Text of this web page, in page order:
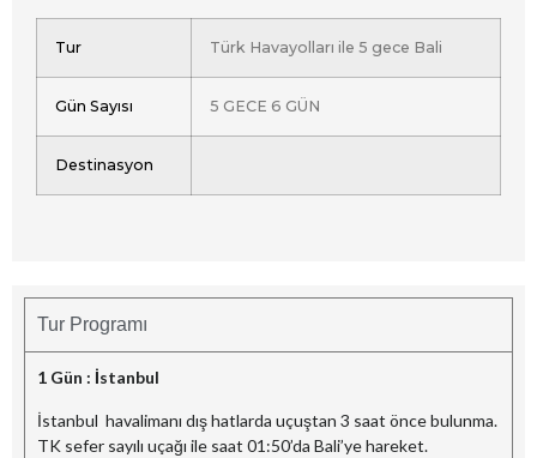
Tur Türk Havayolları ile 5 gece Bali
Gün Sayısı 5 GECE 6 GÜN
Destinasyon
Tur Programı
1 Gün : İstanbul
İstanbul havalimanı dış hatlarda uçuştan 3 saat önce bulunma.
TK sefer sayılı uçağı ile saat 01:50’da Bali’ye hareket.